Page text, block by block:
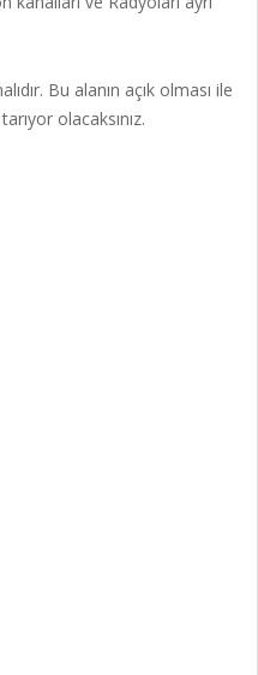
Bu alanın açık olması ile
olacaksınız.